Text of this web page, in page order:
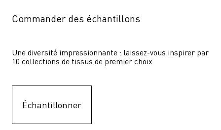
Commander des échantillons
Une diversité impressionnante : laissez-vous inspirer par
10 collections de tissus de premier choix.
Échantillonner